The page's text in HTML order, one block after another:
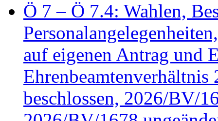
Ö 7 – Ö 7.4: Wahlen,
auf eigenen Antrag und
beschlossen, 2026/BV/